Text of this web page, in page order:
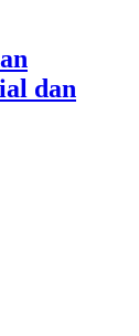
dan